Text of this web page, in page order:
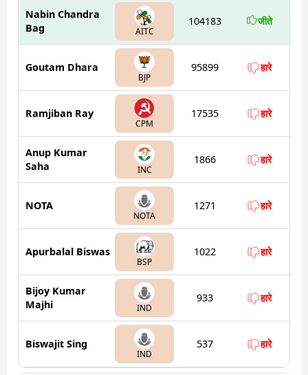
Nabin Chandra
Bag
AITC
104183 जीते
Goutam Dhara
BJP
95899 हारे
Ramjiban Ray
CPM
17535 हारे
Anup Kumar
Saha
INC
1866 हारे
NOTA
NOTA
1271 हारे
Apurbalal Biswas
BSP
1022 हारे
Bijoy Kumar
Majhi
IND
933 हारे
Biswajit Sing
IND
537 हारे